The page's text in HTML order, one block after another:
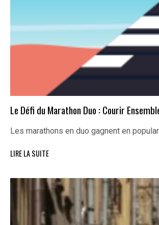
Le Défi du Marathon Duo : Courir
Les marathons en duo gagnent en
LIRE LA SUITE